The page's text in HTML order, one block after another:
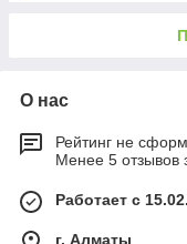
О нас
Рейтинг не
Менее 5 отзывов
Работает с
г. Алматы